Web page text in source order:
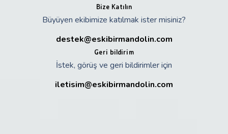
Bize Katılın
Büyüyen ekibimize katılmak ister misiniz?
destek@eskibirmandolin.com
Geri bildirim
İstek, görüş ve geri bildirimler için
iletisim@eskibirmandolin.com